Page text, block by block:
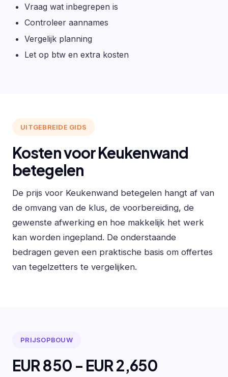
Vraag wat inbegrepen is
Controleer aannames
Vergelijk planning
Let op btw en extra kosten
UITGEBREIDE GIDS
Kosten voor Keukenwand
betegelen
De prijs voor Keukenwand betegelen hangt af van
de omvang van de klus, de voorbereiding, de
gewenste afwerking en hoe makkelijk het werk
kan worden ingepland. De onderstaande
bedragen geven een praktische basis om offertes
van tegelzetters te vergelijken.
PRIJSOPBOUW
EUR 850 - EUR 2,650